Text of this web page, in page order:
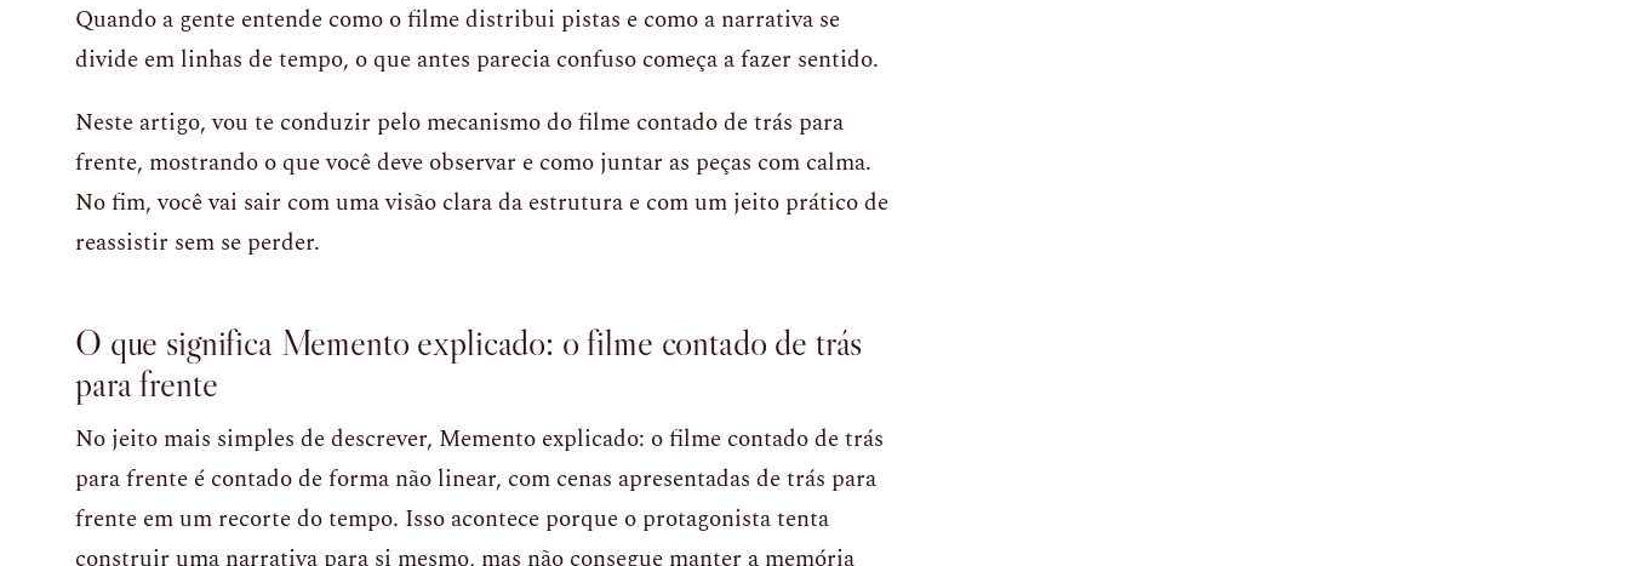
Quando a gente entende como o filme distribui pistas e como a narrativa se
divide em linhas de tempo, o que antes parecia confuso começa a fazer sentido.
Neste artigo, vou te conduzir pelo mecanismo do filme contado de trás para
frente, mostrando o que você deve observar e como juntar as peças com calma.
No fim, você vai sair com uma visão clara da estrutura e com um jeito prático de
reassistir sem se perder.
O que significa Memento explicado: o filme contado de trás
para frente
No jeito mais simples de descrever, Memento explicado: o filme contado de trás
para frente é contado de forma não linear, com cenas apresentadas de trás para
frente em um recorte do tempo. Isso acontece porque o protagonista tenta
construir uma narrativa para si mesmo, mas não consegue manter a memória